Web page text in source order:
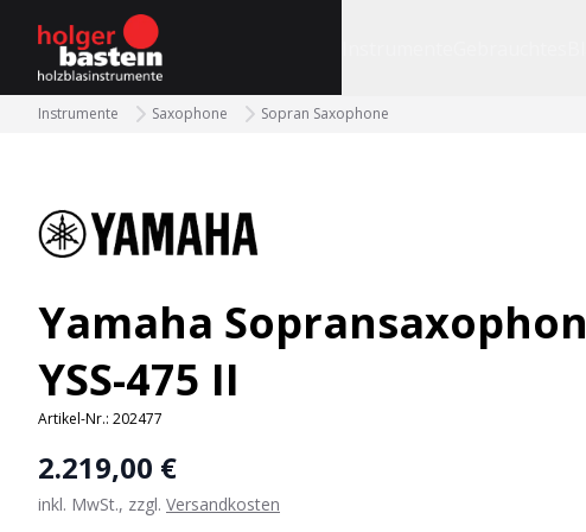
bastein
Instrumente Saxophone Sopran Saxophone
Yamaha Sopransaxophon
YSS-475 II
Artikel-Nr.: 202477
2.219,00 €
inkl. MwSt., zzgl. Versandkosten